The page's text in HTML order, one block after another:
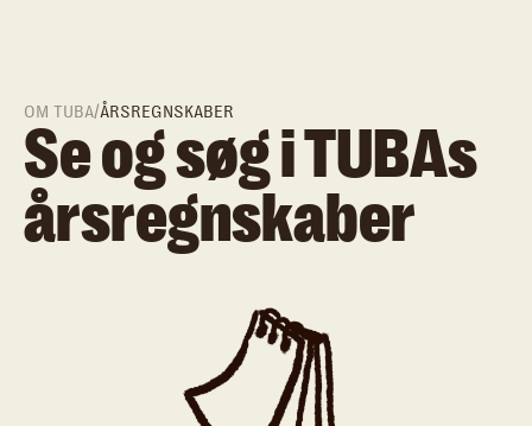
OM TUBA/ÅRSREGNSKABER
Se og søg i TUBAs
årsregnskaber